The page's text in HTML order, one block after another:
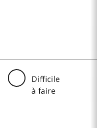
Difficile
à faire